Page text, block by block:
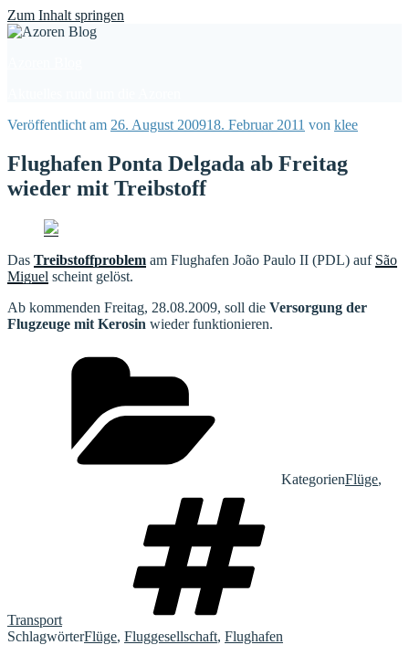
Zum Inhalt springen
Veröffentlicht am 26. August 200918. Februar 2011 von klee
Flughafen Ponta Delgada ab Freitag
wieder mit Treibstoff
Das Treibstoffproblem am Flughafen João Paulo II (PDL) auf São
Miguel scheint gelöst.
Ab kommenden Freitag, 28.08.2009, soll die Versorgung der
Flugzeuge mit Kerosin wieder funktionieren.
KategorienFlüge,
Transport
SchlagwörterFlüge, Fluggesellschaft, Flughafen